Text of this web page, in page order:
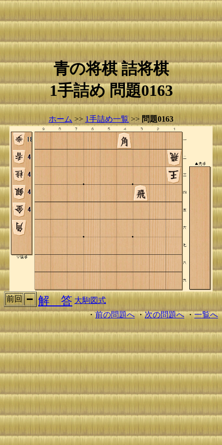
青の将棋 詰将棋
1手詰め 問題0163
ホーム >> 1手詰め一覧 >> 問題0163
前回 解 答 大駒図式
・前の問題へ・次の問題へ・一覧へ